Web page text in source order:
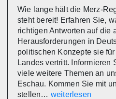
Wie lange hält die Merz-
steht bereit! Erfahren Sie,
richtigen Antworten auf die
Herausforderungen in
politischen Konzepte sie
Landes vertritt. Informieren
viele weitere Themen an
Eschau. Kommen Sie mit
stellen… Infostand
weiterlesen